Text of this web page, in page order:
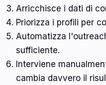
Arricchisce i dati di
Priorizza i profili per
Automatizza
sufficiente.
Interviene
cambia davvero il